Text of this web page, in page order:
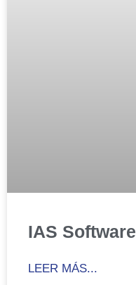
IAS Software
LEER MÁS...